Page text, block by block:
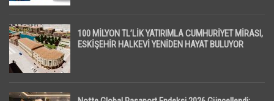
100 MİLYON TL’LİK YATIRIMLA CUMHURİYET MİRASI,
ESKİŞEHİR HALKEVİ YENİDEN HAYAT BULUYOR